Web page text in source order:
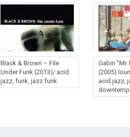
Black & Brown – File
Under Funk (2013)/ acid
jazz, funk, jazz funk
Gabin "Mr.
(2005)
acid jazz,